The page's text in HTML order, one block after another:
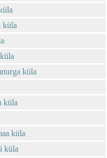
küla
küla
küla
küla
küla